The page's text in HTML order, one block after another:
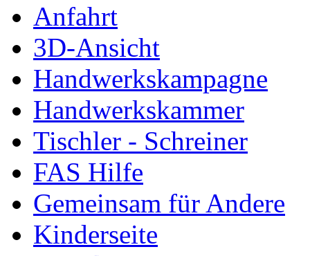
Anfahrt
3D-Ansicht
Handwerkskampagne
Handwerkskammer
Tischler - Schreiner
FAS Hilfe
Gemeinsam für Andere
Kinderseite